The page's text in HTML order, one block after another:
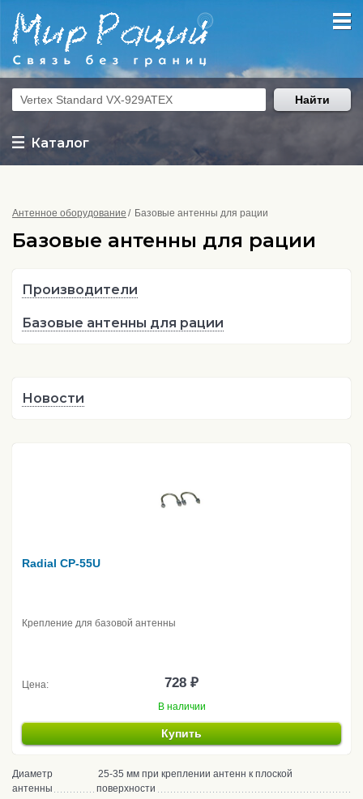
Каталог
Найти
Антенное оборудование Базовые антенны для рации
Базовые антенны для рации
Производители
Базовые антенны для рации
Новости
Radial CP-55U
Крепление для базовой антенны
Цена: 728 ₽
В наличии
Купить
Диаметр
антенны
25-35 мм при креплении антенн к плоской
поверхности